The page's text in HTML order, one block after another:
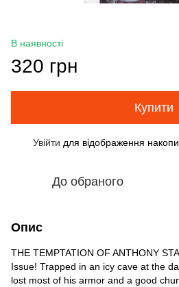
В наявності
320 грн
Купити
Увійти для відображення
До обраного
Опис
THE TEMPTATION OF ANTHONY
Issue! Trapped in an icy cave at the
lost most of his armor and a good